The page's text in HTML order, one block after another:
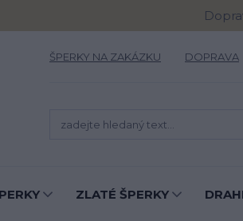
ŠPERKY NA ZAKÁZKU DOPRAVA
ZLATÉ ŠPERKY